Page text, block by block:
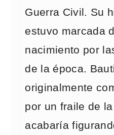
Guerra Civil. Su
estuvo marcada
nacimiento por
de la época.
originalmente
por un fraile de
acabaría